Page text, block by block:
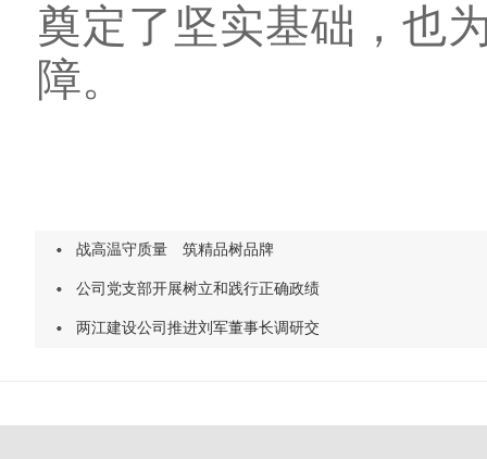
奠定了坚实基础，也
障。
战高温守质量 筑精品树品牌
公司党支部开展树立和践行正确政绩
两江建设公司推进刘军董事长调研交